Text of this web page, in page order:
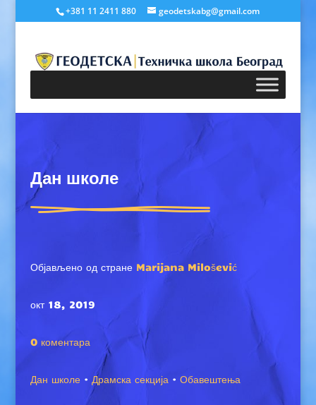
+381 11 2411 880 geodetskabg@gmail.com
Дан школе
Објављено од стране Marijana Milošević
окт 18, 2019
0 коментара
Дан школе · Драмска секција · Обавештења